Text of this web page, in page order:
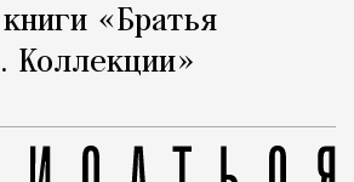
«Братья
Коллекции»